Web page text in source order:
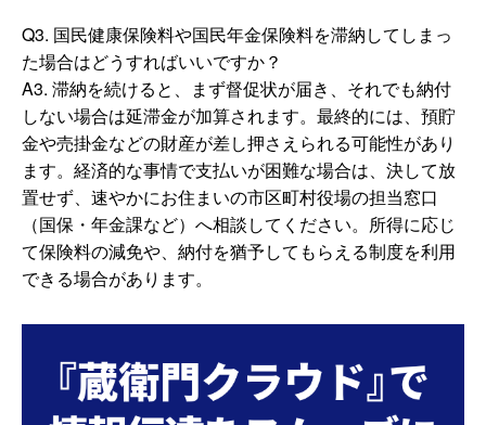
Q3. 国民健康保険料や国民年金保険料を滞納してしまっ
た場合はどうすればいいですか？
A3. 滞納を続けると、まず督促状が届き、それでも納付
しない場合は延滞金が加算されます。最終的には、預貯
金や売掛金などの財産が差し押さえられる可能性があり
ます。経済的な事情で支払いが困難な場合は、決して放
置せず、速やかにお住まいの市区町村役場の担当窓口
（国保・年金課など）へ相談してください。所得に応じ
て保険料の減免や、納付を猶予してもらえる制度を利用
できる場合があります。